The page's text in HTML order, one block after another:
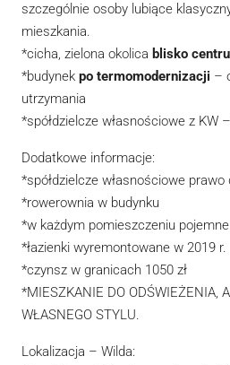
szczególnie osoby lubiące
mieszkania.
*cicha, zielona okolica blisko
*budynek po termomodernizacji –
utrzymania
*spółdzielcze własnościowe z KW
Dodatkowe informacje:
*spółdzielcze własnościowe prawo
*rowerownia w budynku
*w każdym pomieszczeniu
*łazienki wyremontowane w 2019 r.
*czynsz w granicach 1050 zł
*MIESZKANIE DO ODŚWIEŻENIA,
WŁASNEGO STYLU.
Lokalizacja – Wilda: